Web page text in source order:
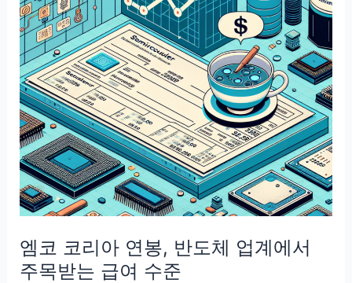
스,
국
제
물
류
를
선
도
하
는
로
벌
엠코 코리아 연봉, 반도체 업계에서
주목받는 급여 수준